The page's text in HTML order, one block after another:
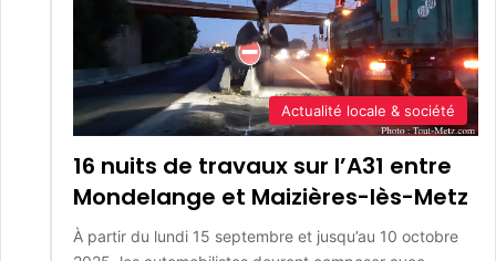
Actualité locale & société
16 nuits de travaux sur l’A31 entre
Mondelange et Maizières-lès-Metz
À partir du lundi 15 septembre et jusqu’au 10 octobre